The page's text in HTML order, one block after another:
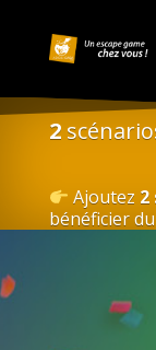
2
Ajoutez 2
bénéficier du